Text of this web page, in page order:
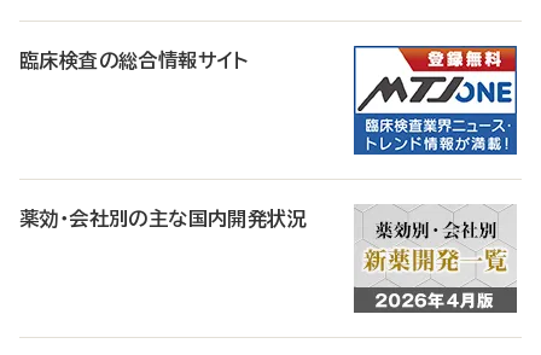
臨床検査の総合情報サイト
薬効・会社別の主な国内開発状況